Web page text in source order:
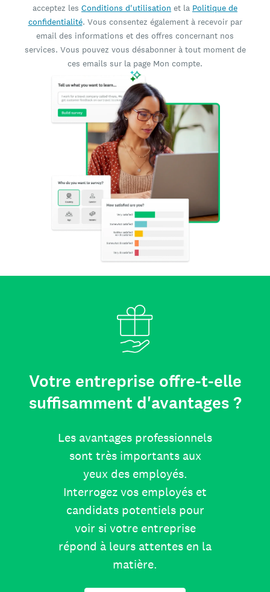
acceptez les Conditions d'utilisation et la Politique de
confidentialité. Vous consentez également à recevoir par
email des informations et des offres concernant nos
services. Vous pouvez vous désabonner à tout moment de
ces emails sur la page Mon compte.
Votre entreprise offre-t-elle
suffisamment d'avantages ?
Les avantages professionnels
sont très importants aux
yeux des employés.
Interrogez vos employés et
candidats potentiels pour
voir si votre entreprise
répond à leurs attentes en la
matière.